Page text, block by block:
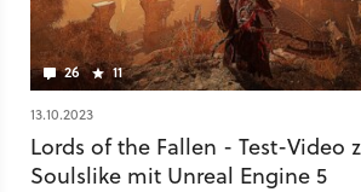
26 11
13.10.2023
Lords of the Fallen - Test-Video
Soulslike mit Unreal Engine 5